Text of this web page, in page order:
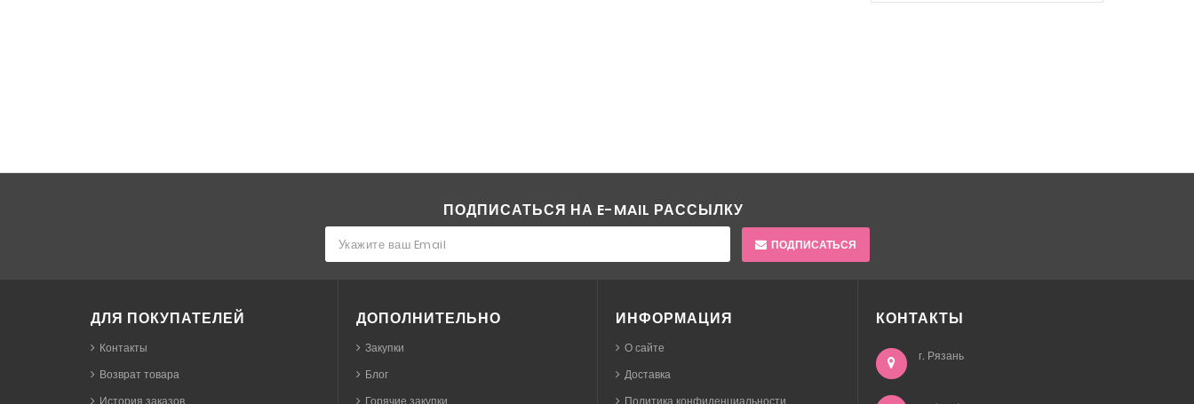
ПОДПИСАТЬСЯ НА E-MAIL РАССЫЛКУ
ПОДПИСАТЬСЯ
ДЛЯ ПОКУПАТЕЛЕЙ
Контакты
Возврат товара
История заказов
ДОПОЛНИТЕЛЬНО
Закупки
Блог
Горячие закупки
ИНФОРМАЦИЯ
О сайте
Доставка
Политика конфиденциальности
КОНТАКТЫ
г. Рязань